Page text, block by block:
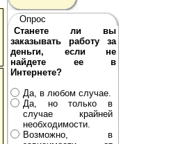
Опрос
Станете ли вы
заказывать работу за
деньги, если не
найдете ее в
Интернете?
Да, в любом случае.
Да, но только в
случае крайней
необходимости.
Возможно, в